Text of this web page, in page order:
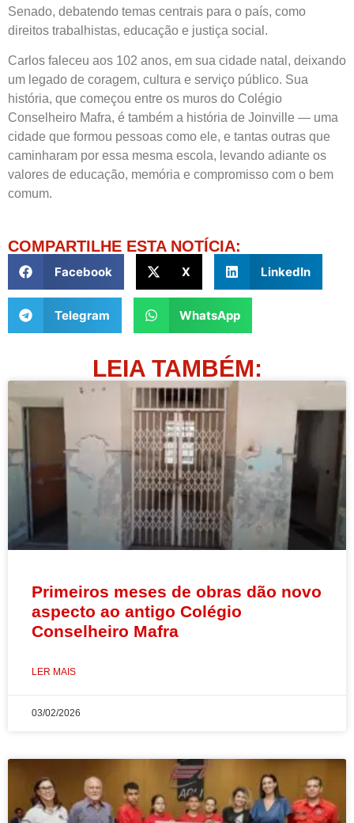
Senado, debatendo temas centrais para o país, como
direitos trabalhistas, educação e justiça social.
Carlos faleceu aos 102 anos, em sua cidade natal, deixando
um legado de coragem, cultura e serviço público. Sua
história, que começou entre os muros do Colégio
Conselheiro Mafra, é também a história de Joinville — uma
cidade que formou pessoas como ele, e tantas outras que
caminharam por essa mesma escola, levando adiante os
valores de educação, memória e compromisso com o bem
comum.
COMPARTILHE ESTA NOTÍCIA:
Facebook X LinkedIn
Telegram WhatsApp
LEIA TAMBÉM:
Primeiros meses de obras dão novo
aspecto ao antigo Colégio
Conselheiro Mafra
LER MAIS
03/02/2026